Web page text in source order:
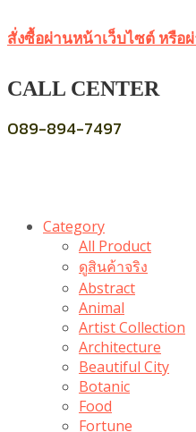
สั่งซื้อผ่านหน้าเว็บไซต์ หรือ
CALL CENTER
089-894-7497
Category
All Product
ดูสินค้าจริง
Abstract
Animal
Artist Collection
Architecture
Beautiful City
Botanic
Food
Fortune